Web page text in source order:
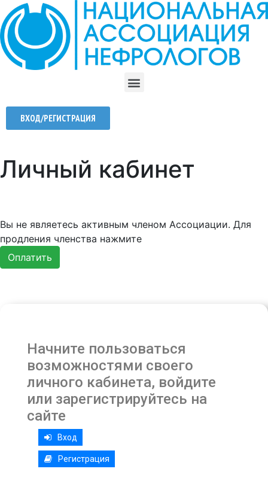
ВХОД/РЕГИСТРАЦИЯ
Личный кабинет
Вы не являетесь активным членом Ассоциации. Для
продления членства нажмите
Оплатить
Начните пользоваться
возможностями своего
личного кабинета, войдите
или зарегистрируйтесь на
сайте
Вход
Регистрация